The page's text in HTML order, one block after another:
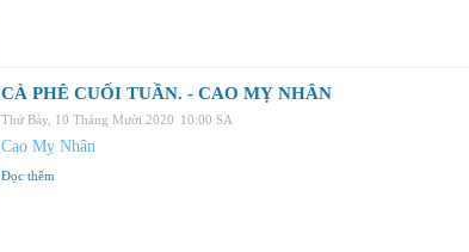
CÀ PHÊ CUỐI TUẦN. - CAO MỴ NHÂN
Thứ Bảy, 10 Tháng Mười 2020 10:00 SA
Cao Mỵ Nhân
Đọc thêm